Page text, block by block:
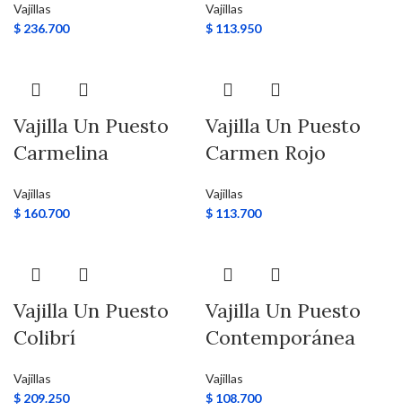
Vajillas
$ 236.700
Vajillas
$ 113.950
Vajilla Un Puesto
Carmelina
Vajillas
$ 160.700
Vajilla Un Puesto
Carmen Rojo
Vajillas
$ 113.700
Vajilla Un Puesto
Colibrí
Vajillas
$ 209.250
Vajilla Un Puesto
Contemporánea
Vajillas
$ 108.700